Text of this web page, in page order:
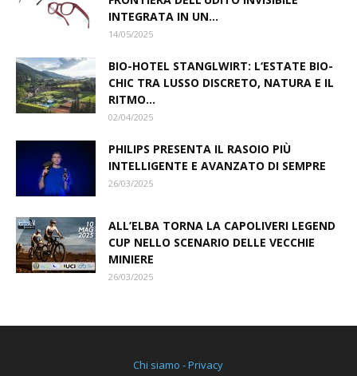
INTEGRATA IN UN...
14/05/2025
BIO-HOTEL STANGLWIRT: L‘ESTATE BIO-
CHIC TRA LUSSO DISCRETO, NATURA E IL
RITMO...
02/04/2025
PHILIPS PRESENTA IL RASOIO PIÙ
INTELLIGENTE E AVANZATO DI SEMPRE
26/03/2025
ALL’ELBA TORNA LA CAPOLIVERI LEGEND
CUP NELLO SCENARIO DELLE VECCHIE
MINIERE
26/03/2025
Chi siamo - Privacy